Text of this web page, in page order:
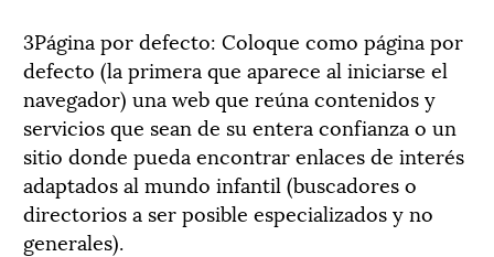
3Página por defecto: Coloque como página por
defecto (la primera que aparece al iniciarse el
navegador) una web que reúna contenidos y
servicios que sean de su entera confianza o un
sitio donde pueda encontrar enlaces de interés
adaptados al mundo infantil (buscadores o
directorios a ser posible especializados y no
generales).